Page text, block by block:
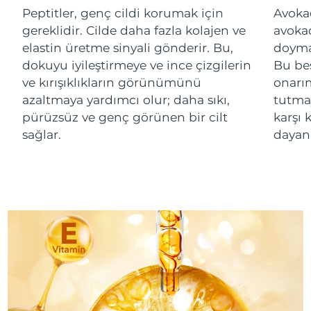
Peptitler, genç cildi korumak için
gereklidir. Cilde daha fazla kolajen ve
elastin üretme sinyali gönderir. Bu,
dokuyu iyileştirmeye ve ince çizgilerin
ve kırışıklıkların görünümünü
azaltmaya yardımcı olur; daha sıkı,
pürüzsüz ve genç görünen bir cilt
sağlar.
Bu
karşı
Çin Makao ÖİB Tahmini teslim tarihi 8/11/26
Malezya Tahmini teslim tarihi 8/12/26
Malta Tahmini teslim tarihi 8/9/26
Meksika 8/13/26
Yeni Zelanda Tahmini teslim tarihi
Norveç Tahmini teslim tarihi
Umman Tahmini teslim tarihi 8/12/26